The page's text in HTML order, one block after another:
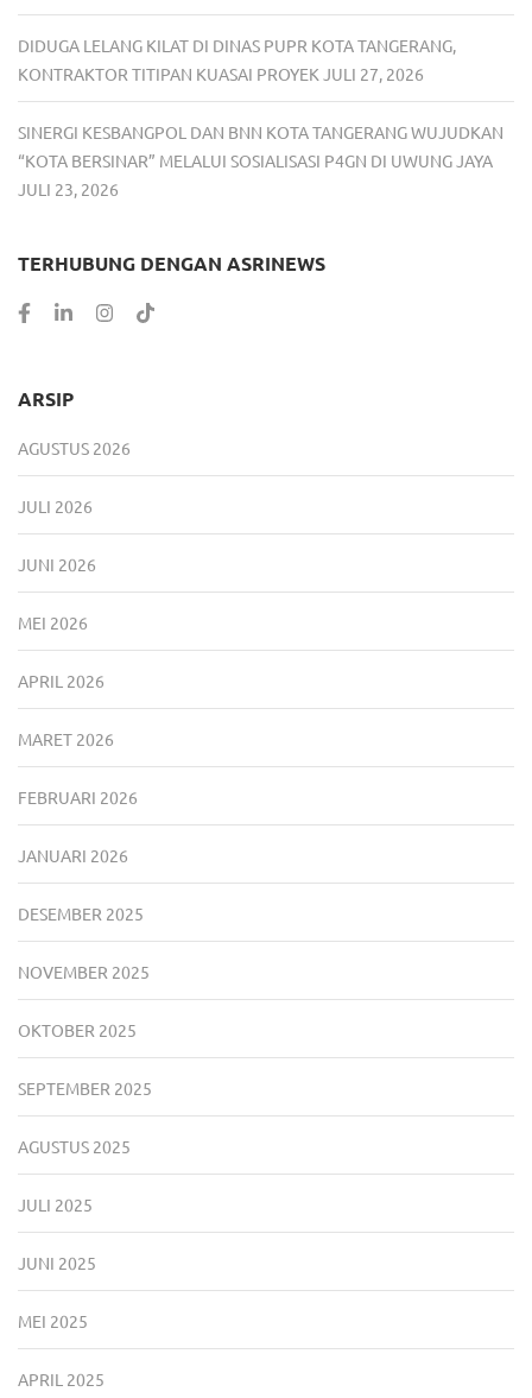
DIDUGA LELANG KILAT DI DINAS PUPR KOTA TANGERANG,
KONTRAKTOR TITIPAN KUASAI PROYEK JULI 27, 2026
SINERGI KESBANGPOL DAN BNN KOTA TANGERANG WUJUDKAN
“KOTA BERSINAR” MELALUI SOSIALISASI P4GN DI UWUNG JAYA
JULI 23, 2026
TERHUBUNG DENGAN ASRINEWS
ARSIP
AGUSTUS 2026
JULI 2026
JUNI 2026
MEI 2026
APRIL 2026
MARET 2026
FEBRUARI 2026
JANUARI 2026
DESEMBER 2025
NOVEMBER 2025
OKTOBER 2025
SEPTEMBER 2025
AGUSTUS 2025
JULI 2025
JUNI 2025
MEI 2025
APRIL 2025